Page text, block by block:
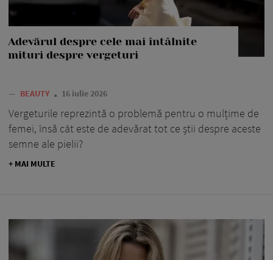
Adevărul despre cele mai întâlnite
mituri despre vergeturi
— BEAUTY 16 iulie 2026
Vergeturile reprezintă o problemă pentru o mulțime de
femei, însă cât este de adevărat tot ce știi despre aceste
semne ale pielii?
+ MAI MULTE